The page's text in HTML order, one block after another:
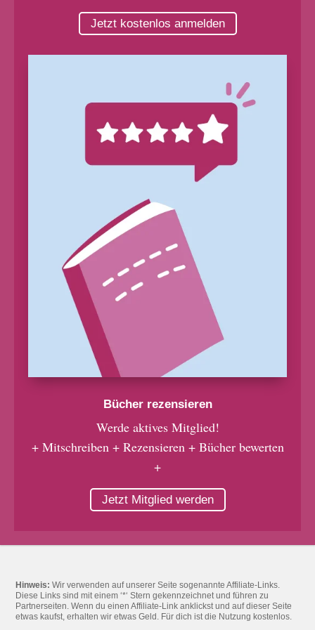
Jetzt kostenlos anmelden
Bücher rezensieren
Werde aktives Mitglied!
+ Mitschreiben + Rezensieren + Bücher bewerten
+
Jetzt Mitglied werden
Hinweis: Wir verwenden auf unserer Seite sogenannte Affiliate-Links.
Diese Links sind mit einem ‘*‘ Stern gekennzeichnet und führen zu
Partnerseiten. Wenn du einen Affiliate-Link anklickst und auf dieser Seite
etwas kaufst, erhalten wir etwas Geld. Für dich ist die Nutzung kostenlos.